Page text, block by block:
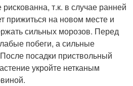
т.к. в случае ранней
прижиться на новом месте и
сильных морозов. Перед
побеги, а сильные
посадки приствольный
укройте нетканым